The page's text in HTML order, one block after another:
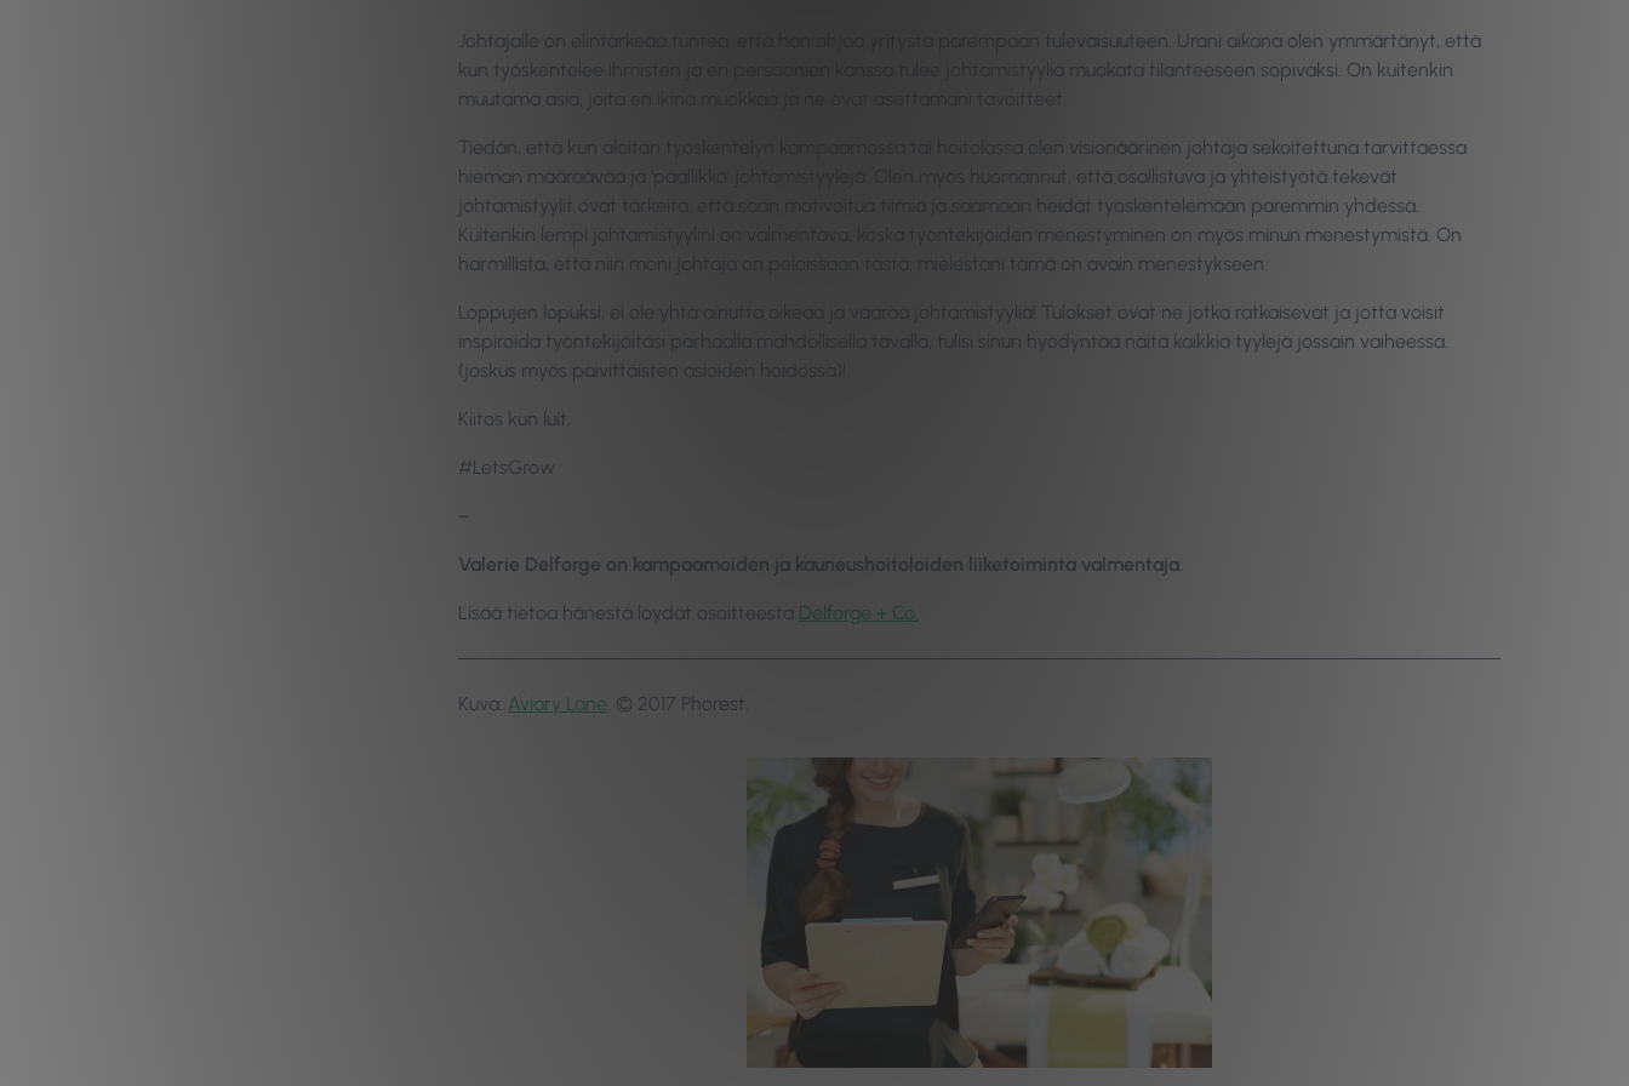
Johtajalle on elintärkeää tuntea, että hän ohjaa yritystä parempaan tulevaisuuteen. Urani aikana olen ymmärtänyt, että
kun työskentelee ihmisten ja eri persoonien kanssa tulee johtamistyyliä muokata tilanteeseen sopivaksi. On kuitenkin
muutama asia, joita en ikinä muokkaa ja ne ovat asettamani tavoitteet.
Tiedän, että kun aloitan työskentelyn kampaamossa tai hoitolassa olen visionäärinen johtaja sekoitettuna tarvittaessa
hieman määräävää ja ‘päällikkö’ johtamistyylejä. Olen myös huomannut, että osallistuva ja yhteistyötä tekevät
johtamistyylit ovat tärkeitä, että saan motivoitua tiimiä ja saamaan heidät työskentelemään paremmin yhdessä.
Kuitenkin lempi johtamistyylini on valmentava, koska työntekijöiden menestyminen on myös minun menestymistä. On
harmillista, että niin moni johtaja on peloissaan tästä; mielestäni tämä on avain menestykseen.
Loppujen lopuksi, ei ole yhtä ainutta oikeaa ja väärää johtamistyyliä! Tulokset ovat ne jotka ratkaisevat ja jotta voisit
inspiroida työntekijöitäsi parhaalla mahdollisella tavalla, tulisi sinun hyödyntää näitä kaikkia tyylejä jossain vaiheessa.
(joskus myös päivittäisten asioiden hoidossa)!
Kiitos kun luit,
#LetsGrow
–
Valerie Delforge on kampaamoiden ja kauneushoitoloiden liiketoiminta valmentaja.
Lisää tietoa hänestä löydät osoitteesta Delforge + Co.
Kuva: Aviary Lane. © 2017 Phorest.